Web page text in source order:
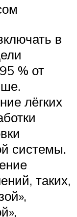
в
% от
лёгких
системы.
таких,